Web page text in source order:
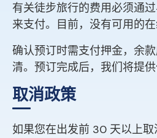
有关徒步旅行的费用必须通
来支付。目前，没有可用的在
确认预订时需支付押金，余
清。预订完成后，我们将提供
取消政策
如果您在出发前 30 天以上